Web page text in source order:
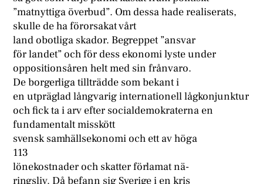
”matnyttiga överbud”. Om dessa hade realiserats,
skulle de ha förorsakat vårt
land obotliga skador. Begreppet ”ansvar
för landet” och för dess ekonomi lyste under
oppositionsåren helt med sin frånvaro.
De borgerliga tillträdde som bekant i
en utpräglad långvarig internationell lågkonjunktur
och fick ta i arv efter socialdemokraterna en
fundamentalt misskött
svensk samhällsekonomi och ett av höga
113
lönekostnader och skatter förlamat nä-
ringsliv. Då befann sig Sverige i en kris